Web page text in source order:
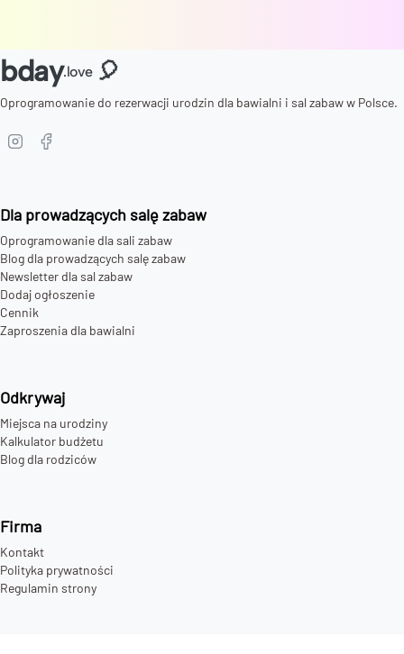
bday.love 🎈
Oprogramowanie do rezerwacji urodzin dla bawialni i sal zabaw w Polsce.
Dla prowadzących salę zabaw
Oprogramowanie dla sali zabaw
Blog dla prowadzących salę zabaw
Newsletter dla sal zabaw
Dodaj ogłoszenie
Cennik
Zaproszenia dla bawialni
Odkrywaj
Miejsca na urodziny
Kalkulator budżetu
Blog dla rodziców
Firma
Kontakt
Polityka prywatności
Regulamin strony